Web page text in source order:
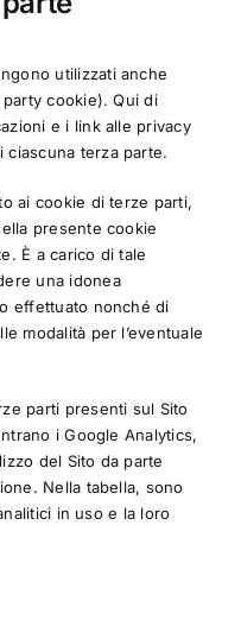
utilizzati anche
cookie). Qui di
e i link alle privacy
ciascuna terza parte.
ai cookie di terze parti,
presente cookie
È a carico di tale
una idonea
effettuato nonché di
modalità per l’eventuale
parti presenti sul Sito
i Google Analytics,
del Sito da parte
Nella tabella, sono
in uso e la loro